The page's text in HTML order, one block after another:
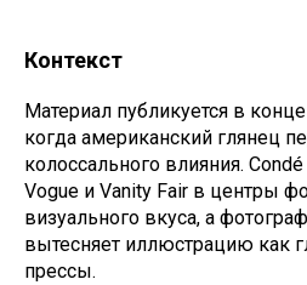
Контекст
Материал публикуется в
когда американский глянец
колоссального влияния.
Vogue и Vanity Fair в центры
визуального вкуса, а
вытесняет иллюстрацию как
прессы.